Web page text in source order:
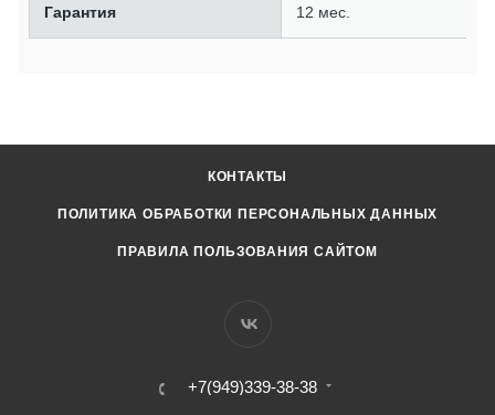
Гарантия 12 мес.
КОНТАКТЫ
ПОЛИТИКА ОБРАБОТКИ ПЕРСОНАЛЬНЫХ ДАННЫХ
ПРАВИЛА ПОЛЬЗОВАНИЯ САЙТОМ
+7(949)339-38-38